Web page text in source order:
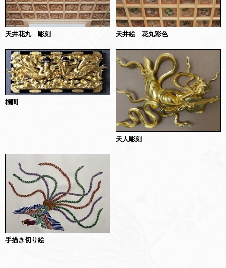
天井花丸 彫刻 天井絵 花丸彩色
欄間
天人彫刻
手描き切り絵